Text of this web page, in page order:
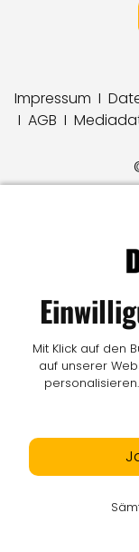
Impressum I
I AGB I
Mit Klick auf den
auf unserer